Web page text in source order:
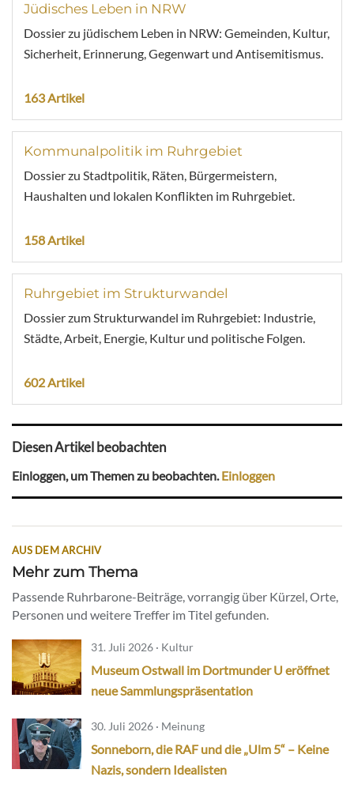
Jüdisches Leben in NRW
Dossier zu jüdischem Leben in NRW: Gemeinden, Kultur,
Sicherheit, Erinnerung, Gegenwart und Antisemitismus.
163 Artikel
Kommunalpolitik im Ruhrgebiet
Dossier zu Stadtpolitik, Räten, Bürgermeistern,
Haushalten und lokalen Konflikten im Ruhrgebiet.
158 Artikel
Ruhrgebiet im Strukturwandel
Dossier zum Strukturwandel im Ruhrgebiet: Industrie,
Städte, Arbeit, Energie, Kultur und politische Folgen.
602 Artikel
Diesen Artikel beobachten
Einloggen, um Themen zu beobachten. Einloggen
AUS DEM ARCHIV
Mehr zum Thema
Passende Ruhrbarone-Beiträge, vorrangig über Kürzel, Orte,
Personen und weitere Treffer im Titel gefunden.
31. Juli 2026 · Kultur
Museum Ostwall im Dortmunder U eröffnet
neue Sammlungspräsentation
30. Juli 2026 · Meinung
Sonneborn, die RAF und die „Ulm 5“ – Keine
Nazis, sondern Idealisten